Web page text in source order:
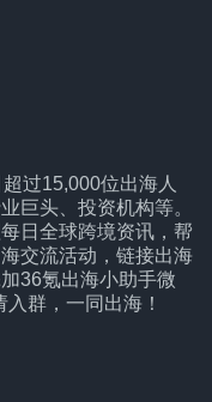
过15,000位出海人
巨头、投资机构等。
日全球跨境资讯，帮
交流活动，链接出海
36氪出海小助手微
群，一同出海！